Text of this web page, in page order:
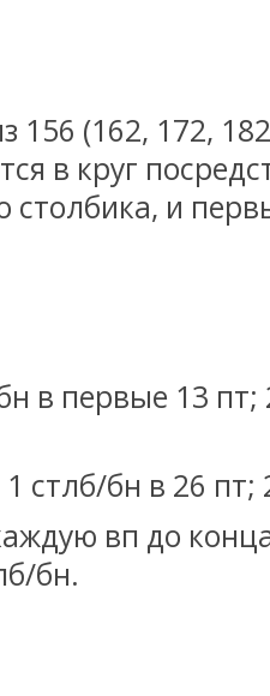
156 (162, 172,
в круг
столбика, и
в первые 13
стлб/бн в 26 пт;
вп до
бн.